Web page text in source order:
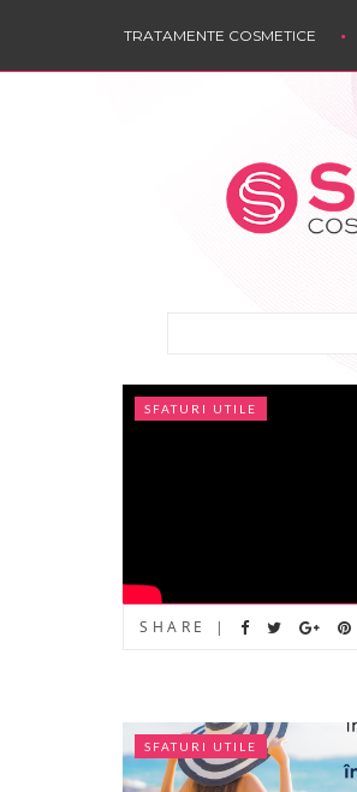
TRATAMENTE COSMETICE
SFATURI UTILE
SHARE |
SFATURI UTILE